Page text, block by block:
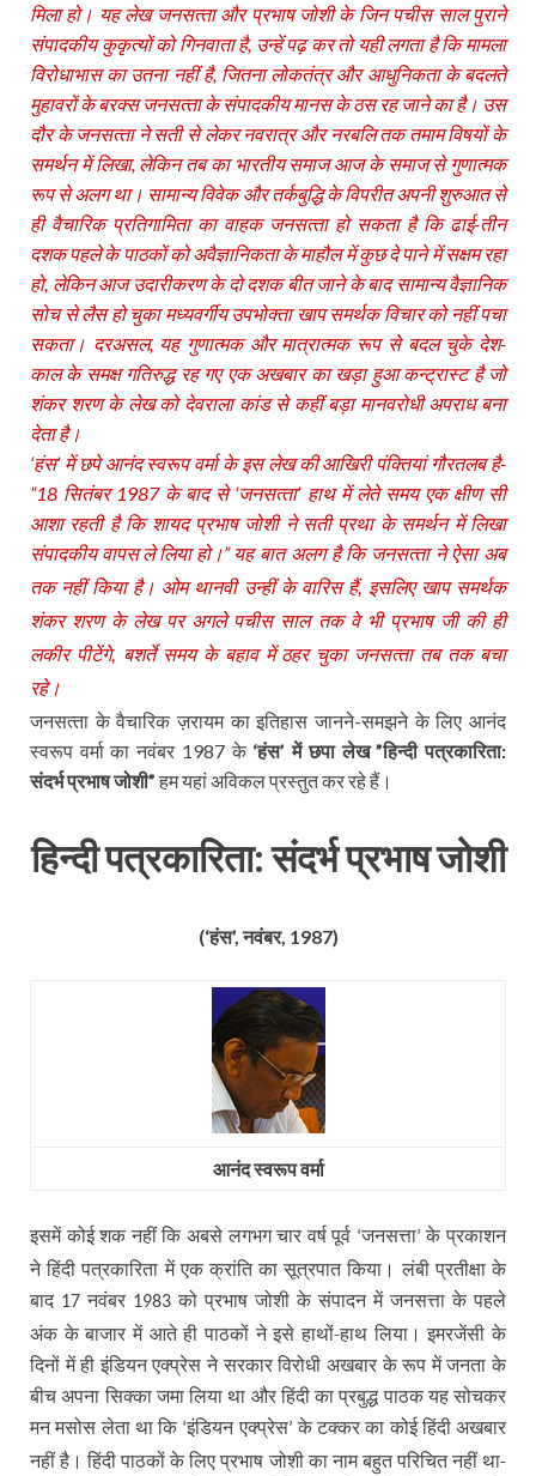
मिला हो। यह लेख जनसत्‍ता और प्रभाष जोशी के जिन पचीस साल पुराने
संपादकीय कुकृत्‍यों को गिनवाता है, उन्‍हें पढ़ कर तो यही लगता है कि मामला
विरोधाभास का उतना नहीं है, जितना लोकतंत्र और आधुनिकता के बदलते
मुहावरों के बरक्‍स जनसत्‍ता के संपादकीय मानस के ठस रह जाने का है। उस
दौर के जनसत्‍ता ने सती से लेकर नवरात्र और नरबलि तक तमाम विषयों के
समर्थन में लिखा, लेकिन तब का भारतीय समाज आज के समाज से गुणात्‍मक
रूप से अलग था। सामान्‍य विवेक और तर्कबुद्धि के विपरीत अपनी शुरुआत से
ही वैचारिक प्रतिगामिता का वाहक जनसत्‍ता हो सकता है कि ढाई-तीन
दशक पहले के पाठकों को अवैज्ञानिकता के माहौल में कुछ दे पाने में सक्षम रहा
हो, लेकिन आज उदारीकरण के दो दशक बीत जाने के बाद सामान्‍य वैज्ञानिक
सोच से लैस हो चुका मध्‍यवर्गीय उपभोक्‍ता खाप समर्थक विचार को नहीं पचा
सकता। दरअसल, यह गुणात्‍मक और मात्रात्‍मक रूप से बदल चुके देश-
काल के समक्ष गतिरुद्ध रह गए एक अखबार का खड़ा हुआ कन्‍ट्रास्‍ट है जो
शंकर शरण के लेख को देवराला कांड से कहीं बड़ा मानवरोधी अपराध बना
देता है।
‘हंस’ में छपे आनंद स्‍वरूप वर्मा के इस लेख की आखिरी पंक्तियां गौरतलब है-
”18 सितंबर 1987 के बाद से ‘जनसत्‍ता’ हाथ में लेते समय एक क्षीण सी
आशा रहती है कि शायद प्रभाष जोशी ने सती प्रथा के समर्थन में लिखा
संपादकीय वापस ले लिया हो।” यह बात अलग है कि जनसत्‍ता ने ऐसा अब
तक नहीं किया है। ओम थानवी उन्‍हीं के वारिस हैं, इसलिए खाप समर्थक
शंकर शरण के लेख पर अगले पचीस साल तक वे भी प्रभाष जी की ही
लकीर पीटेंगे, बशर्ते समय के बहाव में ठहर चुका जनसत्‍ता तब तक बचा
रहे।
जनसत्‍ता के वैचारिक ज़रायम का इतिहास जानने-समझने के लिए आनंद
स्‍वरूप वर्मा का नवंबर 1987 के ‘हंस’ में छपा लेख ”हिन्‍दी पत्रकारिता:
संदर्भ प्रभाष जोशी”हम यहां अविकल प्रस्‍तुत कर रहे हैं।
हिन्दी पत्रकारिता: संदर्भ प्रभाष जोशी
(‘हंस’, नवंबर, 1987)
आनंद स्‍वरूप वर्मा
इसमें कोई शक नहीं कि अबसे लगभग चार वर्ष पूर्व ‘जनसत्ता’के प्रकाशन
ने हिंदी पत्रकारिता में एक क्रांति का सूत्रपात किया। लंबी प्रतीक्षा के
बाद 17 नवंबर 1983 को प्रभाष जोशी के संपादन में जनसत्ता के पहले
अंक के बाजार में आते ही पाठकों ने इसे हाथों-हाथ लिया। इमरजेंसी के
दिनों में ही इंडियन एक्प्रेस ने सरकार विरोधी अखबार के रूप में जनता के
बीच अपना सिक्का जमा लिया था और हिंदी का प्रबुद्ध पाठक यह सोचकर
मन मसोस लेता था कि ‘इंडियन एक्प्रेस’के टक्कर का कोई हिंदी अखबार
नहीं है। हिंदी पाठकों के लिए प्रभाष जोशी का नाम बहुत परिचित नहीं था-